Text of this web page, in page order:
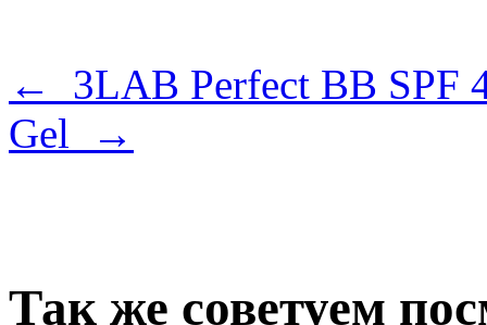
← 3LAB Perfect BB SPF
Gel →
Так же советуем